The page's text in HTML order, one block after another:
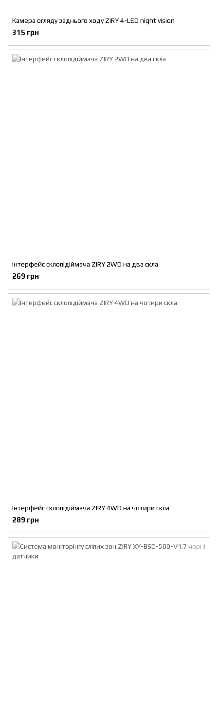
Камера огляду заднього ходу ZIRY 4-LED night vision
315 грн
Інтерфейс склопідіймача ZIRY 2WD на два скла
269 грн
Інтерфейс склопідіймача ZIRY 4WD на чотири скла
289 грн